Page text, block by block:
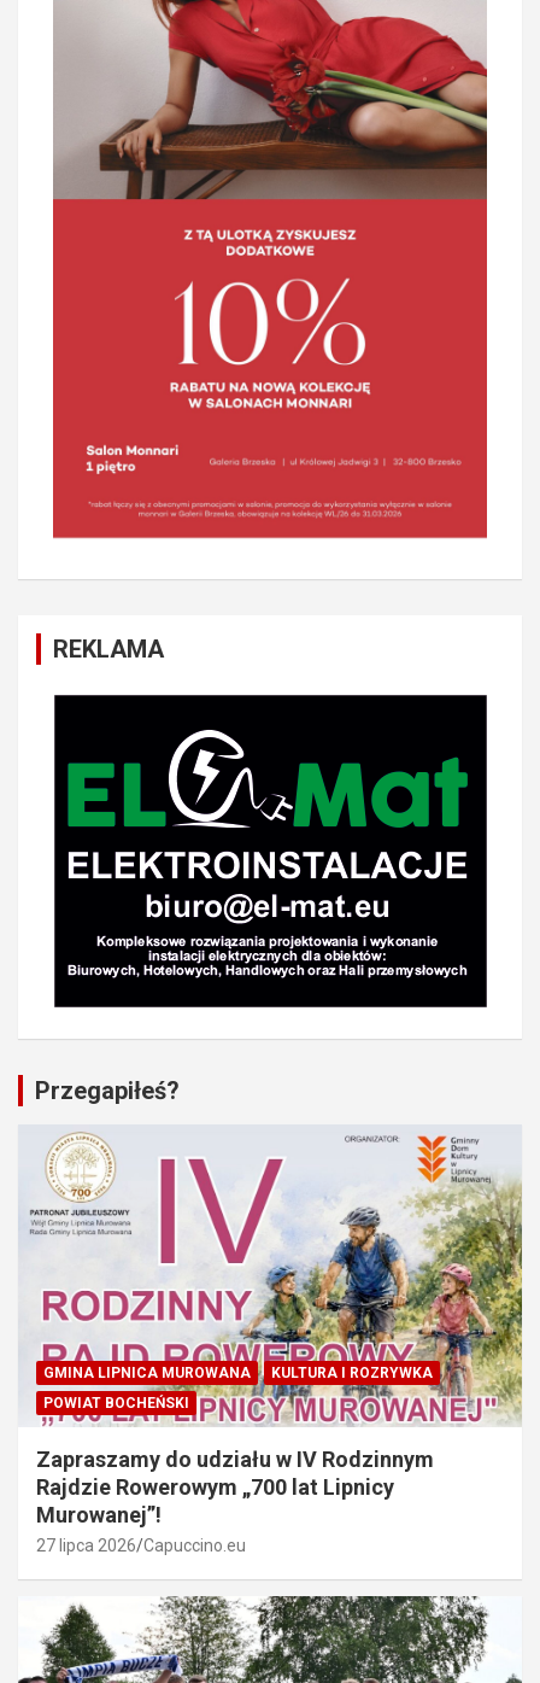
REKLAMA
Przegapiłeś?
GMINA LIPNICA MUROWANA
KULTURA I ROZRYWKA
POWIAT BOCHEŃSKI
Zapraszamy do udziału w IV Rodzinnym
Rajdzie Rowerowym „700 lat Lipnicy
Murowanej”!
27 lipca 2026 Capuccino.eu